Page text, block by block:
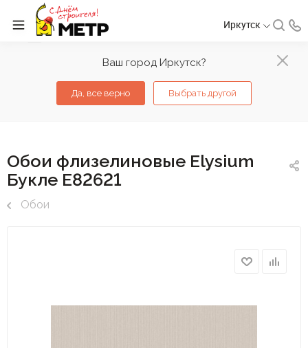
Ваш город Иркутск?
Да, все верно Выбрать другой
Иркутск
Обои флизелиновые Elysium
Букле Е82621
Обои